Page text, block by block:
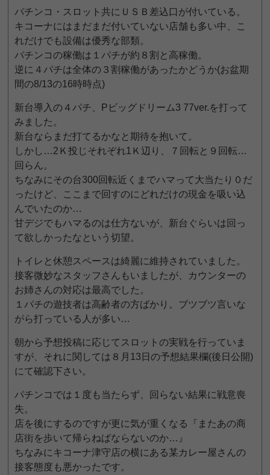
パチンコ・スロット共にＵＳＢ差込口が付いている。
キコーナにはまだまだ付いていない店舗も多い中、こ
れだけでも設備は優秀な部類。
パチンコの稼働は１パチが約８割と高稼働。
逆に４パチは全体の３割稼働があったかどうか(お盆期
間の8/13の16時時点)
新台導入の４パチ、Pビッグドリーム3 77ver.を打って
みました。
新台ならまだ打てるかなと期待を抱いて。
しかし…2Ｋ投じそれぞれ1Ｋ辺り、７回転と９回転…
回らん。
ちなみにその台300回転近くまでハマって大当たり０だ
ったけど、ここまで回すのにどれだけの現金を吸い込
んでいたのか…
甘デジでもハマるのは仕方ないが、新台ぐらいは回っ
て欲しかったなという切望。
トイレと休憩スペースは綺麗に維持されていました。
接客微妙なスタッフさんもいましたが、カウンターの
お姉さんの対応は最高でした。
１パチの遊技者は高齢者の方ばかり。ブツブツ言いな
がら打っている人が多い…
朝から予想投稿に応じてスロットの実戦を行っていま
すが、それに関しては８月13日の予想結果欄(後日公開)
にて確認下さい。
パチンコでは１度も当たらず、回らない結果に戦意喪
失。
店を後にするのですが更に気が重くなる『またあの商
店街を歩いて帰らねばならないのか…』
ちなみにキコーナ津守店の横にある某カレー屋さんの
接客態度も悪かったです。